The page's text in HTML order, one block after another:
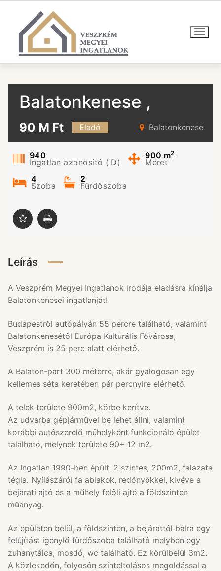
tartalomra
Balatonkenese ,
nyaraló
Befektetőknek
90 M Ft Eladó Balatonkenese
940
Ingatlan azonosító (ID)
900 m2
Méret
4
Szoba
2
Fürdőszoba
Leírás
A Veszprém Megyei Ingatlanok irodája eladásra kínálja
Balatonkenesei ingatlanját!
Budapestről autópályán 55 percre található, valamint
Balatonkenesétől Európa Kulturális Fővárosa,
Veszprém is 25 perc alatt elérhető.
A Balaton-part 300 méterre, akár gyalogosan egy
kellemes séta keretében pár percnyire elérhető.
A telek területe 900m2, körbe kerítve.
Az udvarba gépjárművel be lehet állni, valamint
korábbi autószerelő műhelyként funkcionáló épület
található, melynek területe 90+ 12 m2.
Az Ingatlan 1990-ben épült, 2 szintes, 200m2, falazata
tégla. Nyílászárói fa ablakok, redőnyökkel, kivéve a
bejárati ajtó és a műhely felőli ajtó a földszinten
műanyag.
Az épületen belül, a földszinten, a bejárattól balra egy
felújítást igénylő fürdőszoba található melyben egy
zuhanytálca, mosdó, wc található. Ez körülbelül 3m2.
A közlekedőn, folyosón szinteltolásos megoldással a